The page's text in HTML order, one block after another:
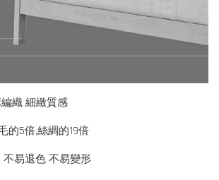
織 細緻質感
的5倍,絲綢的19倍
易退色 不易變形